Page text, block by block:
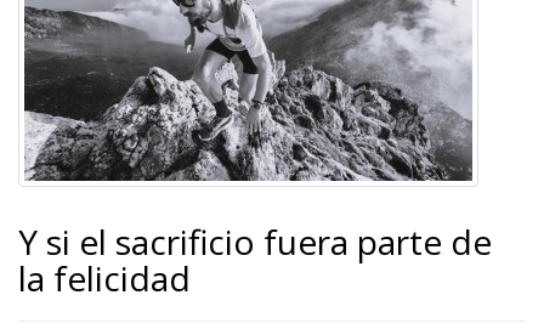
Y si el sacrificio fuera parte de
la felicidad